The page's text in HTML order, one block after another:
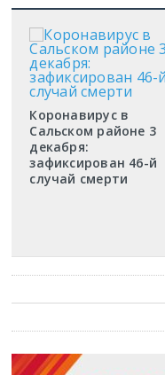
Коронавирус в
Сальском районе 3
декабря:
зафиксирован 46-й
случай смерти